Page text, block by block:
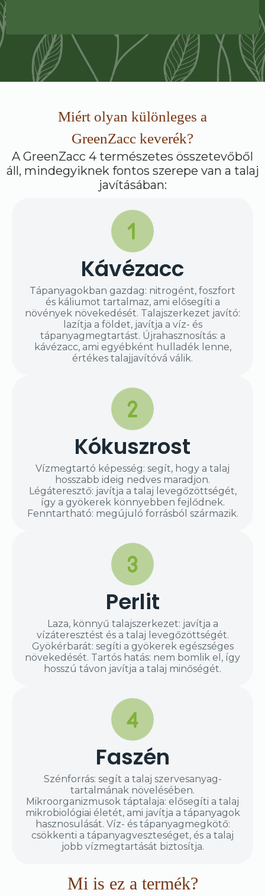
Miért olyan különleges a
GreenZacc keverék?
A GreenZacc 4 természetes összetevőből
áll, mindegyiknek fontos szerepe van a talaj
javításában:
Kávézacc
Tápanyagokban gazdag: nitrogént, foszfort
és káliumot tartalmaz, ami elősegíti a
növények növekedését. Talajszerkezet javító:
lazítja a földet, javítja a víz- és
tápanyagmegtartást. Újrahasznosítás: a
kávézacc, ami egyébként hulladék lenne,
értékes talajjavítóvá válik.
Kókuszrost
Vízmegtartó képesség: segít, hogy a talaj
hosszabb ideig nedves maradjon.
Légáteresztő: javítja a talaj levegőzöttségét,
így a gyökerek könnyebben fejlődnek.
Fenntartható: megújuló forrásból származik.
Perlit
Laza, könnyű talajszerkezet: javítja a
vízáteresztést és a talaj levegőzöttségét.
Gyökérbarát: segíti a gyökerek egészséges
növekedését. Tartós hatás: nem bomlik el, így
hosszú távon javítja a talaj minőségét.
Faszén
Szénforrás: segít a talaj szervesanyag-
tartalmának növelésében.
Mikroorganizmusok táptalaja: elősegíti a talaj
mikrobiológiai életét, ami javítja a tápanyagok
hasznosulását. Víz- és tápanyagmegkötő:
csökkenti a tápanyagveszteséget, és a talaj
jobb vízmegtartását biztosítja.
Mi is ez a termék?